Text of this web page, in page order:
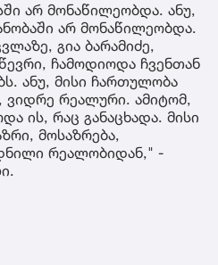
არ მონაწილეობდა. ანუ,
არ მონაწილეობდა.
გია ბარამიძე,
ჩამოდიოდა ჩვენთან
ანუ, მისი ჩართულობა
რეალური. ამიტომ,
ის, რაც განაცხადა. მისი
მოსაზრება,
რეალობიდან," -